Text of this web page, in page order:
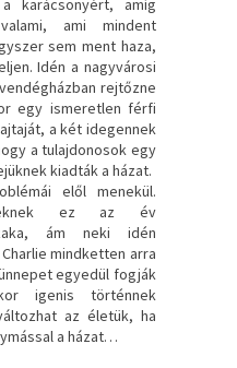
karácsonyért, amíg
ami mindent
sem ment haza,
Idén a nagyvárosi
rejtőzne
egy ismeretlen férfi
a két idegennek
a tulajdonosok egy
kiadták a házat.
elől menekül.
ez az év
ám neki idén
mindketten arra
egyedül fogják
igenis történnek
az életük, ha
a házat…